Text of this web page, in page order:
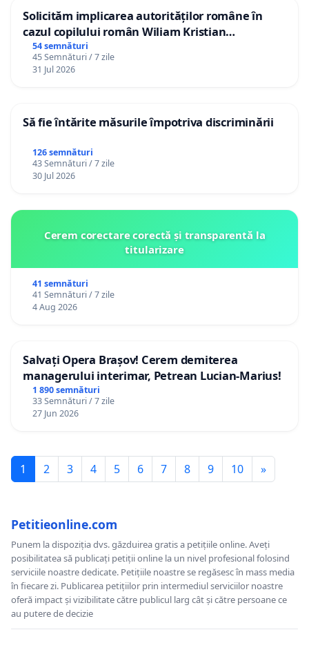
Solicităm implicarea autorităților române în
cazul copilului român Wiliam Kristian
Gheorghe, aflat în plasament în Danemarca de
12 ani
54 semnături
45 Semnături / 7 zile
31 Jul 2026
Să fie întărite măsurile împotriva discriminării
126 semnături
43 Semnături / 7 zile
30 Jul 2026
Cerem corectare corectă și transparentă la
titularizare
41 semnături
41 Semnături / 7 zile
4 Aug 2026
Salvați Opera Brașov! Cerem demiterea
managerului interimar, Petrean Lucian-Marius!
1 890 semnături
33 Semnături / 7 zile
27 Jun 2026
1 2 3 4 5 6 7 8 9 10 »
Petitieonline.com
Punem la dispoziția dvs. găzduirea gratis a petițiile online. Aveți
posibilitatea să publicați petiții online la un nivel profesional folosind
serviciile noastre dedicate. Petițiile noastre se regăsesc în mass media
în fiecare zi. Publicarea petițiilor prin intermediul serviciilor noastre
oferă impact și vizibilitate către publicul larg cât și către persoane ce
au putere de decizie